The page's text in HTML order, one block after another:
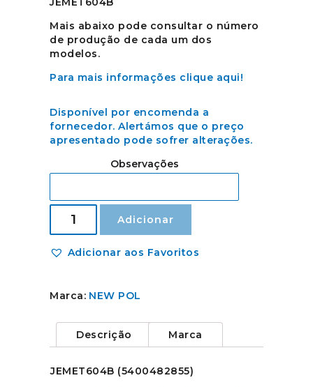
Mais abaixo pode consultar o número
de produção de cada um dos
modelos.
Para mais informações clique aqui!
Disponível por encomenda a
fornecedor. Alertámos que o preço
apresentado pode sofrer alterações.
Observações
Dobradiça
da
Vidro
White)
Adicionar
Adicionar aos Favoritos
Marca: NEW POL
Descrição Marca
JEMET604B (5400482855)